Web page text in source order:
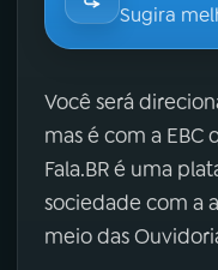
Sugira
Você será
mas é com a EBC
Fala.BR é uma
sociedade com a
meio das